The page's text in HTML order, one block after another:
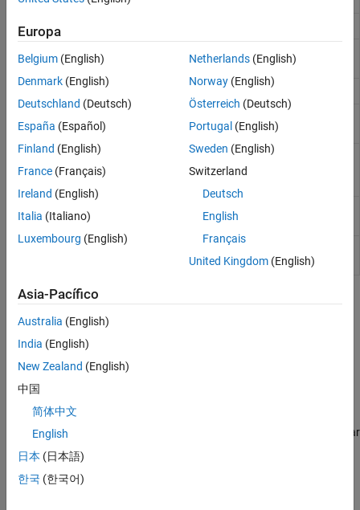
userpath
View or change default user work
genpath Generar una ruta de búsqueda
platform
pathtool
Abrir el cuadro de diálogo Set Path
para ver y cambiar la ruta de
restoredefaultpath
Restablecer una ruta de búsqueda al
estado instalado de fábrica
Refresh function and file system path
caches
Temas
¿Qué es la ruta de búsqueda de MATLAB?
La ruta de búsqueda, o
carpetas del sistema de archivos que MATLAB utiliza para
localizar archivos de forma eficiente.
Cambiar carpetas en la ruta de búsqueda
Añada y elimine carpetas de forma interactiva, además de cambiar
el orden de las carpetas en la ruta de búsqueda para la sesión
actual de MATLAB y futuras sesiones de MATLAB.
Europa
Belgium (English)
Denmark (English)
Deutschland (Deutsch)
España (Español)
Finland (English)
France (Français)
Ireland (English)
Italia (Italiano)
Luxembourg (English)
Netherlands(English)
Norway(English)
Österreich (Deutsch)
Portugal (English)
Sweden (English)
Switzerland
Deutsch
English
Français
United Kingdom(English)
Asia-Pacífico
Australia (English)
India (English)
New Zealand (English)
中国
简体中文
English
日本 (日本語)
한국 (한국어)